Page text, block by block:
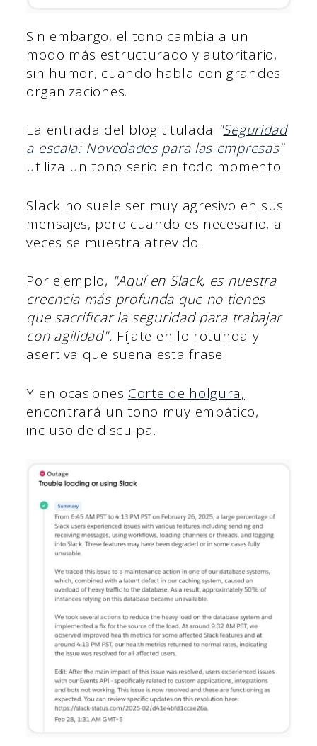
Sin embargo, el tono cambia a un
modo más estructurado y autoritario,
sin humor, cuando habla con grandes
organizaciones.
La entrada del blog titulada "Seguridad
a escala: Novedades para las empresas"
utiliza un tono serio en todo momento.
Slack no suele ser muy agresivo en sus
mensajes, pero cuando es necesario, a
veces se muestra atrevido.
Por ejemplo, "Aquí en Slack, es nuestra
creencia más profunda que no tienes
que sacrificar la seguridad para trabajar
con agilidad". Fíjate en lo rotunda y
asertiva que suena esta frase.
Y en ocasiones Corte de holgura,
encontrará un tono muy empático,
incluso de disculpa.